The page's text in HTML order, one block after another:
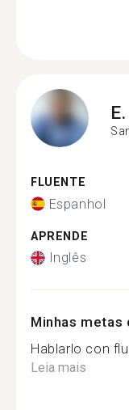
E.
FLUENTE
Espanhol
APRENDE
Inglês
Minhas metas
Hablarlo con
Leia mais